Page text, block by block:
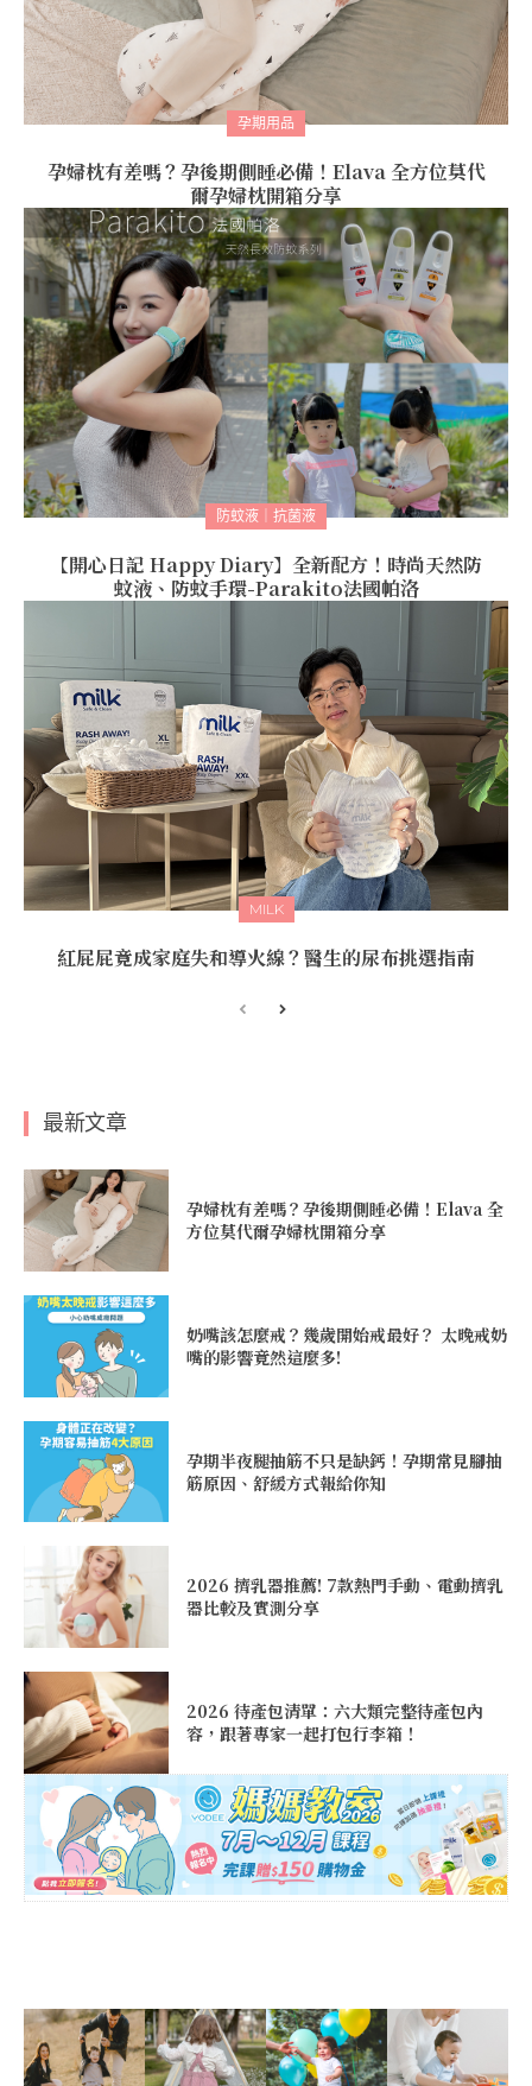
孕期用品
孕婦枕有差嗎？孕後期側睡必備！Elava 全方位莫代
爾孕婦枕開箱分享
防蚊液｜抗菌液
【開心日記 Happy Diary】全新配方！時尚天然防
蚊液、防蚊手環-Parakito法國帕洛
MILK
紅屁屁竟成家庭失和導火線？醫生的尿布挑選指南
最新文章
孕婦枕有差嗎？孕後期側睡必備！Elava 全
方位莫代爾孕婦枕開箱分享
奶嘴該怎麼戒？幾歲開始戒最好？ 太晚戒奶
嘴的影響竟然這麼多!
孕期半夜腿抽筋不只是缺鈣！孕期常見腳抽
筋原因、舒緩方式報給你知
2026 擠乳器推薦! 7款熱門手動、電動擠乳
器比較及實測分享
2026 待產包清單：六大類完整待產包內
容，跟著專家一起打包行李箱！